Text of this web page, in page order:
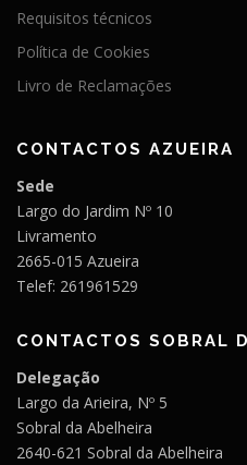
Requisitos técnicos
Política de Cookies
Livro de Reclamações
CONTACTOS AZUEIRA
Sede
Largo do Jardim Nº 10
Livramento
2665-015 Azueira
Telef: 261961529
CONTACTOS SOBRAL
Delegação
Largo da Arieira, Nº 5
Sobral da Abelheira
2640-621 Sobral da Abelheira